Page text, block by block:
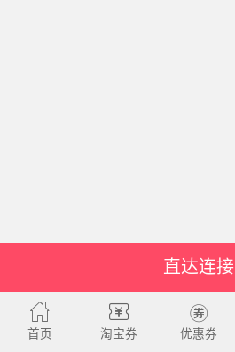
直达连接
首页 淘宝券 优惠券